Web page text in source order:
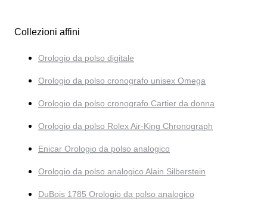
Collezioni affini
Orologio da polso digitale
Orologio da polso cronografo unisex Omega
Orologio da polso cronografo Cartier da donna
Orologio da polso Rolex Air-King Chronograph
Enicar Orologio da polso analogico
Orologio da polso analogico Alain Silberstein
DuBois 1785 Orologio da polso analogico